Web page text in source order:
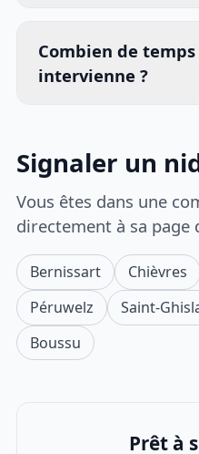
Combien de
intervienne ?
Signaler un
Vous êtes dans une
directement à sa page
Bernissart Chièvres
Péruwelz
Saint-
Boussu
Prêt à